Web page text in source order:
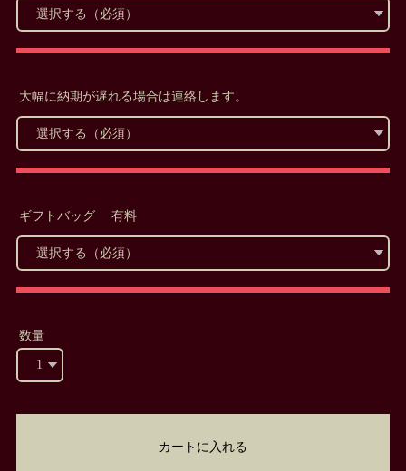
大幅に納期が遅れる場合は連絡します。
ギフトバッグ 有料
数量
カートに入れる